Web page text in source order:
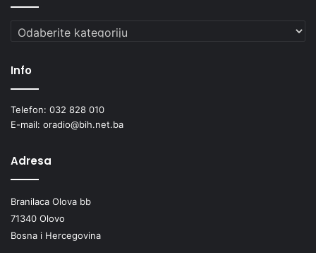
Kategorije
Info
Telefon: 032 828 010
E-mail: oradio@bih.net.ba
Adresa
Branilaca Olova bb
71340 Olovo
Bosna i Hercegovina